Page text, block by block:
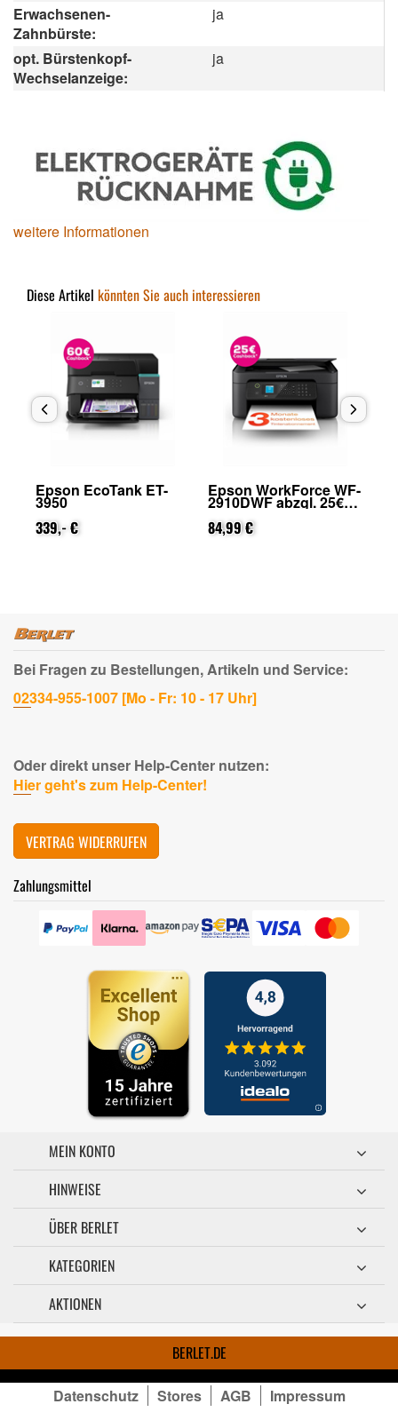
Erwachsenen-
Zahnbürste:
ja
opt. Bürstenkopf-
Wechselanzeige:
ja
weitere Informationen
Diese Artikel könnten Sie auch interessieren
Epson WorkForce WF-
2910DWF abzgl. 25€
Cashback (von Epson
nach Registrierung)
84,99 €
Epson EcoTank ET-
2871 abzgl. 40€
Cashback (von Epson
nach Registrierung)
159,- €
Bei Fragen zu Bestellungen, Artikeln und Service:
02334-955-1007 [Mo - Fr: 10 - 17 Uhr]
Oder direkt unser Help-Center nutzen:
Hier geht's zum Help-Center!
VERTRAG WIDERRUFEN
Zahlungsmittel
MEIN KONTO
HINWEISE
ÜBER BERLET
KATEGORIEN
AKTIONEN
BERLET.DE
Datenschutz Stores AGB Impressum